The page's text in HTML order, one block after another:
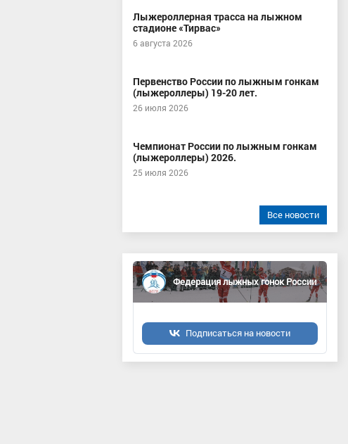
Лыжероллерная трасса на лыжном
стадионе «Тирвас»
6 августа 2026
Первенство России по лыжным гонкам
(лыжероллеры) 19-20 лет.
26 июля 2026
Чемпионат России по лыжным гонкам
(лыжероллеры) 2026.
25 июля 2026
Все новости
Федерация лыжных гонок России
Подписаться на новости